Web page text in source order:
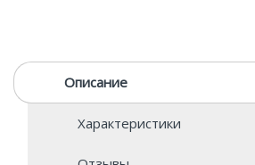
Описание
Характеристики